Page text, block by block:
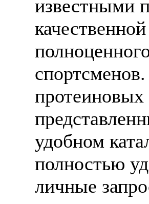
известными
протеиновых
удобном
полностью
личные